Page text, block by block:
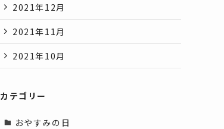
2021年12月
2021年11月
2021年10月
カテゴリー
おやすみの日